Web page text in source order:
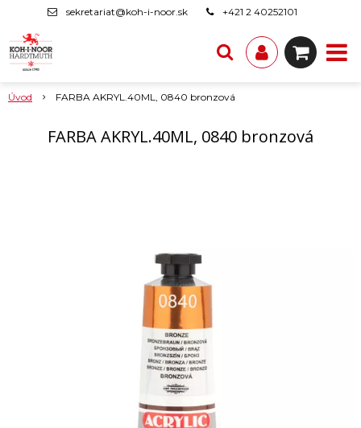
sekretariat@koh-i-noor.sk +421 2 40252101
Úvod FARBA AKRYL.40ML, 0840 bronzová
FARBA AKRYL.40ML, 0840 bronzová